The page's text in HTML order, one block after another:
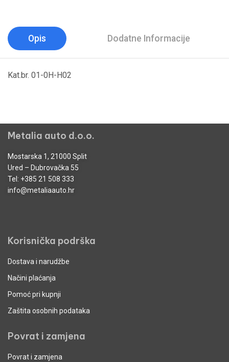
Opis Dodatne Informacije
Kat.br. 01-0H-H02
Metalia auto d.o.o.
Mostarska 1, 21000 Split
Ured – Dubrovačka 55
Tel: +385 21 508 333
info@metaliaauto.hr
Korisnička podrška
Dostava i narudžbe
Načini plaćanja
Pomoć pri kupnji
Zaštita osobnih podataka
Povrat i zamjena
Povrat i zamjena